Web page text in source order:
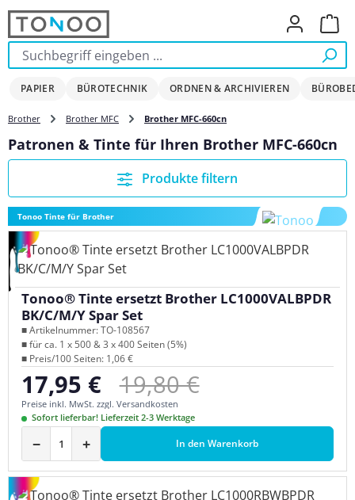
Zum Hauptinhalt springen
PAPIER BÜROTECHNIK ORDNEN & ARCHIVIEREN
Brother Brother MFC Brother MFC-660cn
Patronen & Tinte für Ihren Brother MFC-660cn
Produkte filtern
Tonoo Tinte für Brother
Tonoo® Tinte ersetzt Brother LC1000VALBPDR
BK/C/M/Y Spar Set
■ Artikelnummer: TO-108567
■ für ca. 1 x 500 & 3 x 400 Seiten (5%)
■ Preis/100 Seiten: 1,06 €
Verkaufspreis:
17,95 € Regulärer Preis:
19,80 €
Preise inkl. MwSt. zzgl. Versandkosten
Sofort lieferbar! Lieferzeit 2-3 Werktage
− + In den Warenkorb